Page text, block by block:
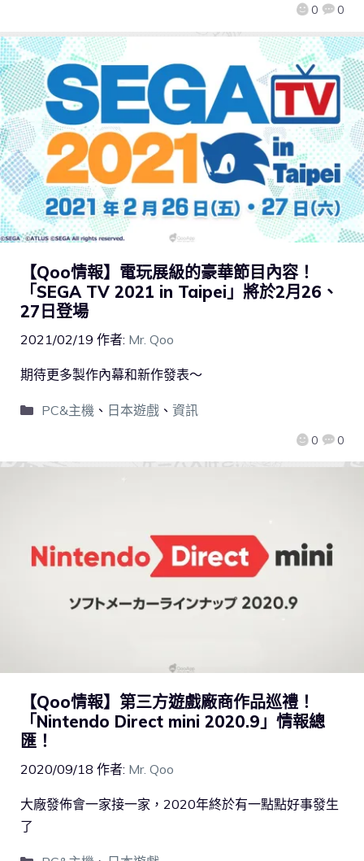
0 0
【Qoo情報】電玩展級的豪華節目內容！
「SEGA TV 2021 in Taipei」將於2月26、
27日登場
2021/02/19 作者: Mr. Qoo
0 0
期待更多製作內幕和新作發表～
PC&主機 、 日本遊戲、 資訊
【Qoo情報】第三方遊戲廠商作品巡禮！
「Nintendo Direct mini 2020.9」情報總
匯！
2020/09/18 作者: Mr. Qoo
大廠發佈會一家接一家，2020年終於有一點點好事發生
了